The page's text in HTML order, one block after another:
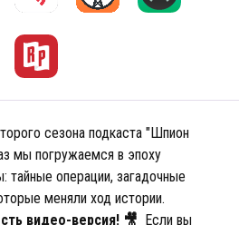
сезона подкаста "Шпион
мы погружаемся в эпоху
тайные операции, загадочные
меняли ход истории.
видео-версия! 🎥 Если вы